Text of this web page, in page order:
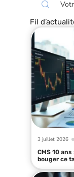
Fil
3 juillet 2026
CMS 10
bouger ce